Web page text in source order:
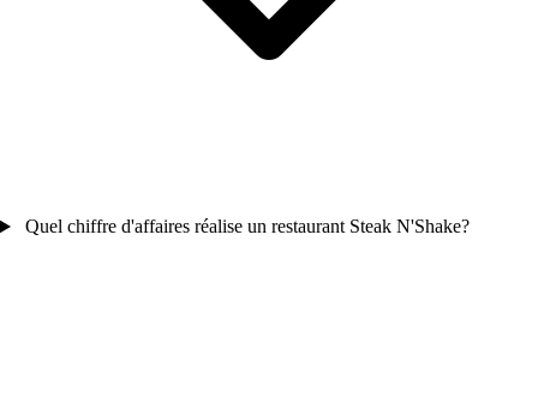
Quel chiffre d'affaires réalise un restaurant Steak N'Shake?